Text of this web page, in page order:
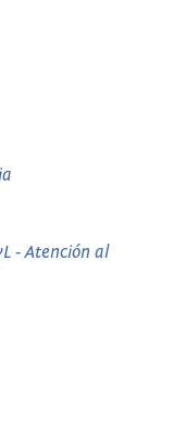
- Atención al